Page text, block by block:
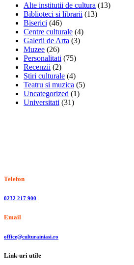
Alte institutii de cultura (13)
Biblioteci si librarii (13)
Biserici (46)
Centre culturale (4)
Galerii de Arta (3)
Muzee (26)
Personalitati (75)
Recenzii (2)
Stiri culturale (4)
Teatru si muzica (5)
Uncategorized (1)
Universitati (31)
Telefon
0232 217 900
Email
office@culturainiasi.ro
Link-uri utile